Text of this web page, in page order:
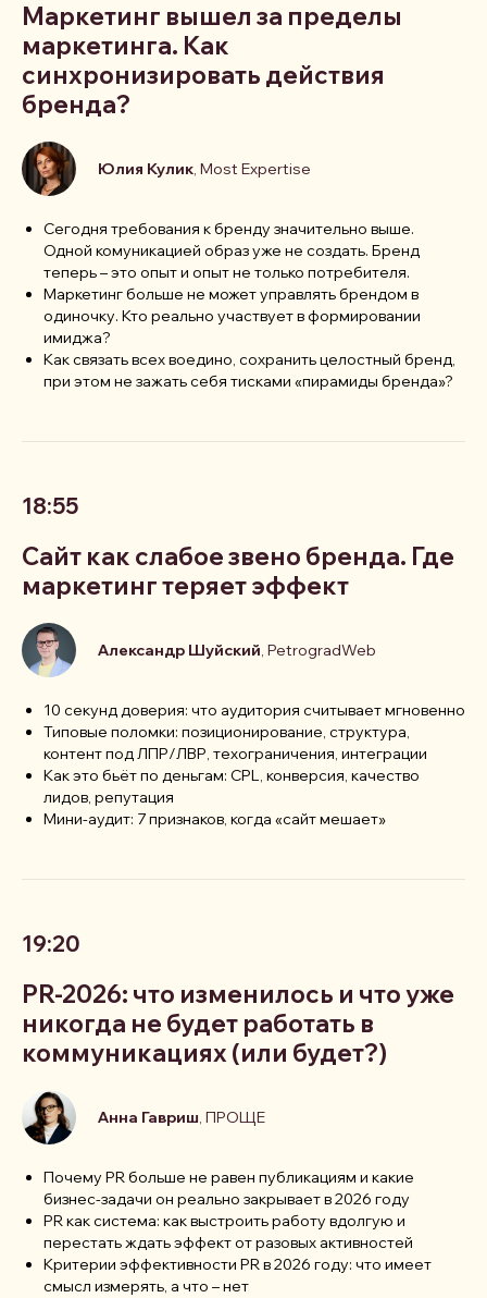
Маркетинг вышел за пределы
маркетинга. Как
синхронизировать действия
бренда?
Юлия Кулик, Most Expertise
Сегодня требования к бренду значительно выше.
Одной комуникацией образ уже не создать. Бренд
теперь – это опыт и опыт не только потребителя.
Маркетинг больше не может управлять брендом в
одиночку. Кто реально участвует в формировании
имиджа?
Как связать всех воедино, сохранить целостный бренд,
при этом не зажать себя тисками «пирамиды бренда»?
18:55
Сайт как слабое звено бренда. Где
маркетинг теряет эффект
Александр Шуйский, PetrogradWeb
10 секунд доверия: что аудитория считывает мгновенно
Типовые поломки: позиционирование, структура,
контент под ЛПР/ЛВР, техограничения, интеграции
Как это бьёт по деньгам: CPL, конверсия, качество
лидов, репутация
Мини-аудит: 7 признаков, когда «сайт мешает»
19:20
PR-2026: что изменилось и что уже
никогда не будет работать в
коммуникациях (или будет?)
Анна Гавриш, ПРОЩЕ
Почему PR больше не равен публикациям и какие
бизнес-задачи он реально закрывает в 2026 году
PR как система: как выстроить работу вдолгую и
перестать ждать эффект от разовых активностей
Критерии эффективности PR в 2026 году: что имеет
смысл измерять, а что – нет